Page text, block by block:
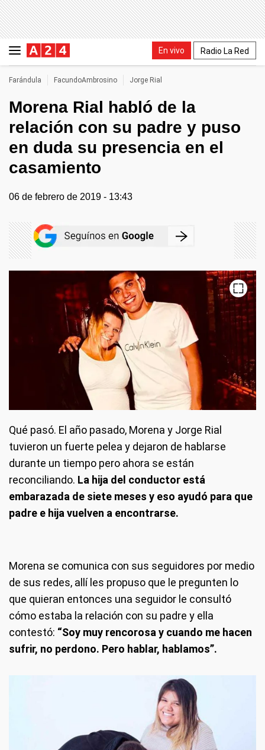
En vivo Radio La Red
Farándula FacundoAmbrosino Jorge Rial
Morena Rial habló de la
relación con su padre y puso
en duda su presencia en el
casamiento
06 de febrero de 2019 - 13:43
Qué pasó. El año pasado, Morena y Jorge Rial
tuvieron un fuerte pelea y dejaron de hablarse
durante un tiempo pero ahora se están
reconciliando. La hija del conductor está
embarazada de siete meses y eso ayudó para que
padre e hija vuelven a encontrarse.
Morena se comunica con sus seguidores por medio
de sus redes, allí les propuso que le pregunten lo
que quieran entonces una seguidor le consultó
cómo estaba la relación con su padre y ella
contestó: “Soy muy rencorosa y cuando me hacen
sufrir, no perdono. Pero hablar, hablamos”.